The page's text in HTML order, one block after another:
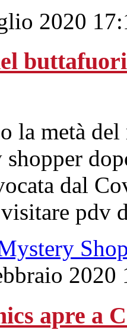
2020
la metà
dal
visitare
2020
apre a